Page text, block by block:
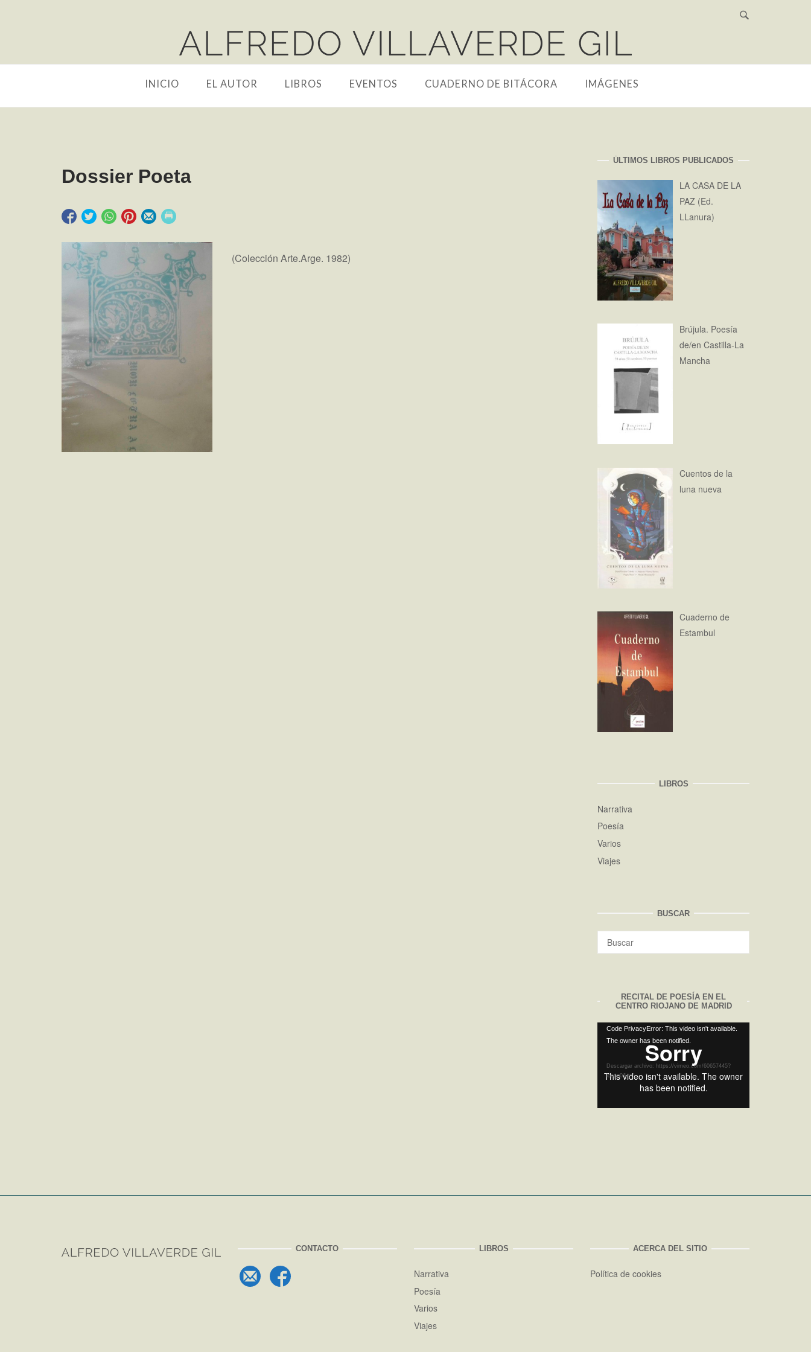
Portada
INICIO EL AUTOR LIBROS EVENTOS CUADERNO DE BITÁCORA IMÁGENES
Dossier Poeta
(Colección Arte.Arge. 1982)
ÚLTIMOS LIBROS PUBLICADOS
LA CASA DE LA
PAZ (Ed.
LLanura)
Brújula. Poesía
de/en Castilla-La
Mancha
Cuentos de la
luna nueva
Cuaderno de
Estambul
LIBROS
Narrativa
Poesía
Varios
Viajes
BUSCAR
Buscar:
RECITAL DE POESÍA EN EL
CENTRO RIOJANO DE MADRID
Reproductor
vídeo
Code PrivacyError: This video isn't available.
The owner has been notified.
Descargar archivo: https://vimeo.com/60657445?
loop=0&_=1
CONTACTO LIBROS
Narrativa
Poesía
Varios
Viajes
ACERCA DEL SITIO
Política de cookies